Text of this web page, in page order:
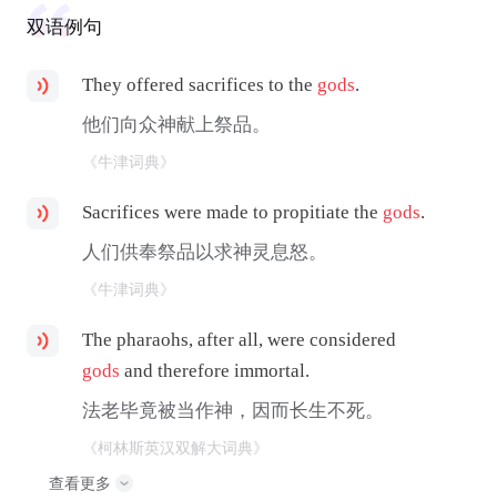
双语例句
They offered sacrifices to the gods.
他们向众神献上祭品。
《牛津词典》
Sacrifices were made to propitiate the gods.
人们供奉祭品以求神灵息怒。
《牛津词典》
The pharaohs, after all, were considered
gods and therefore immortal.
法老毕竟被当作神，因而长生不死。
《柯林斯英汉双解大词典》
查看更多